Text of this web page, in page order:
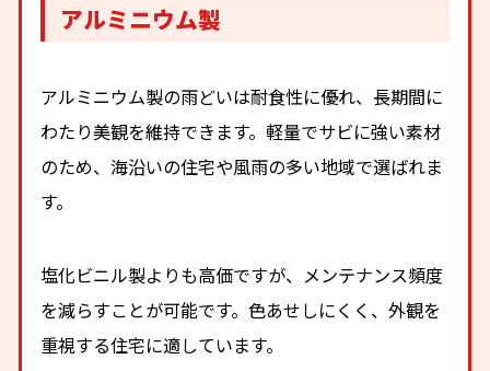
アルミニウム製
アルミニウム製の雨どいは耐食性に優れ、長期間に
わたり美観を維持できます。軽量でサビに強い素材
のため、海沿いの住宅や風雨の多い地域で選ばれま
す。
塩化ビニル製よりも高価ですが、メンテナンス頻度
を減らすことが可能です。色あせしにくく、外観を
重視する住宅に適しています。